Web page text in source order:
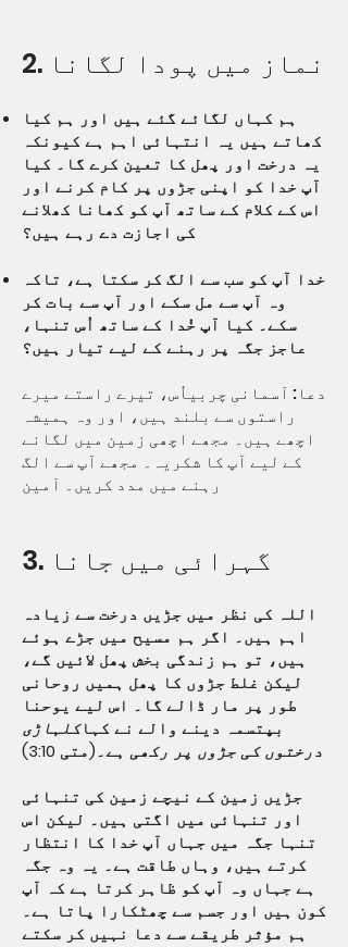
2. نماز میں پودا لگانا
ہم کہاں لگائے گئے ہیں اور ہم کیا
کھاتے ہیں یہ انتہائی اہم ہے کیونکہ
یہ درخت اور پھل کا تعین کرے گا۔ کیا
آپ خدا کو اپنی جڑوں پر کام کرنے اور
اس کے کلام کے ساتھ آپ کو کھانا کھلانے
کی اجازت دے رہے ہیں؟
خدا آپ کو سب سے الگ کر سکتا ہے، تاکہ
وہ آپ سے مل سکے اور آپ سے بات کر
سکے۔ کیا آپ خُدا کے ساتھ اُس تنہا،
عاجز جگہ پر رہنے کے لیے تیار ہیں؟
دعا: آسمانی چربیاُس، تیرے راستے میرے
راستوں سے بلند ہیں، اور وہ ہمیشہ
اچھے ہیں۔ مجھے اچھی زمین میں لگانے
کے لیے آپ کا شکریہ۔ مجھے آپ سے الگ
رہنے میں مدد کریں۔ آمین
3. گہرائی میں جانا
اللہ کی نظر میں جڑیں درخت سے زیادہ
اہم ہیں۔ اگر ہم مسیح میں جڑے ہوئے
ہیں، تو ہم زندگی بخش پھل لائیں گے،
لیکن غلط جڑوں کا پھل ہمیں روحانی
طور پر مار ڈالے گا۔ اس لیے یوحنا
بپتسمہ دینے والے نے کہاکلہاڑی
درختوں کی جڑوں پر رکھی ہے۔(متی 3:10)
جڑیں زمین کے نیچے زمین کی تنہائی
اور تنہائی میں اگتی ہیں۔ لیکن اس
تنہا جگہ میں جہاں آپ خدا کا انتظار
کرتے ہیں، وہاں طاقت ہے۔ یہ وہ جگہ
ہے جہاں وہ آپ کو ظاہر کرتا ہے کہ آپ
کون ہیں اور جسم سے چھٹکارا پاتا ہے۔
ہم مؤثر طریقے سے دعا نہیں کر سکتے